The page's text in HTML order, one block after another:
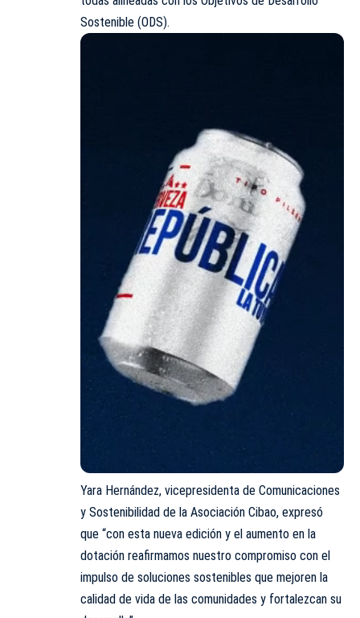
Sostenible (ODS).
Yara Hernández, vicepresidenta de Comunicaciones
y Sostenibilidad de la Asociación Cibao, expresó
que “con esta nueva edición y el aumento en la
dotación reafirmamos nuestro compromiso con el
impulso de soluciones sostenibles que mejoren la
calidad de vida de las comunidades y fortalezcan su